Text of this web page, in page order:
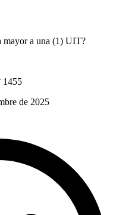
mayor a una (1) UIT?
1455
de 2025